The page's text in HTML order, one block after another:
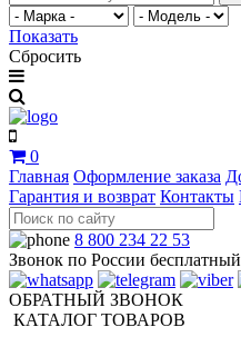
Показать
Сбросить
0
Главная Оформление заказа
Гарантия и возврат Контакты
8 800 234 22 53
Звонок по России бесплатный
ОБРАТНЫЙ ЗВОНОК
КАТАЛОГ ТОВАРОВ